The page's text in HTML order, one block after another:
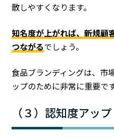
散しやすくなります。
知名度が上がれば、新規顧
つながるでしょう。
食品ブランディングは、市
ップのために非常に重要です
（３）認知度アップ